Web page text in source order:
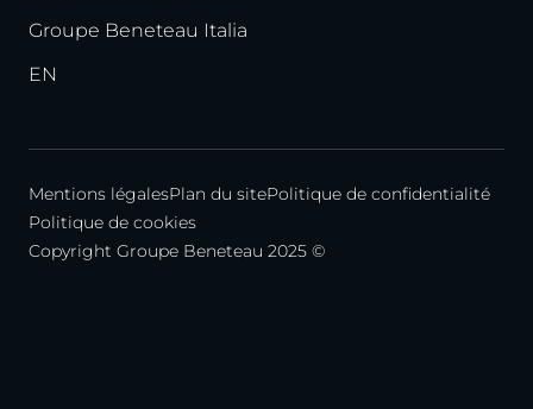
Groupe Beneteau Italia
EN
Mentions légalesPlan du sitePolitique de confidentialité
Politique de cookies
Copyright Groupe Beneteau 2025 ©